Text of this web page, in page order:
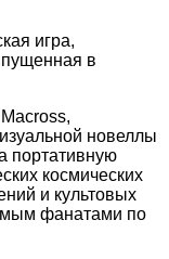
игра,
в
новеллы
портативную
космических
и культовых
фанатами по